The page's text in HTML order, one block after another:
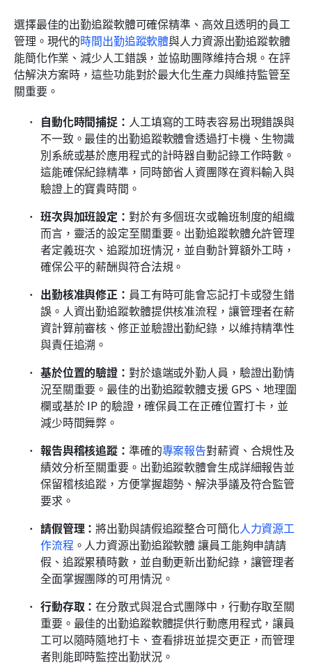
選擇最佳的出勤追蹤軟體可確保精準、高效且透明的員工
管理。現代的時間出勤追蹤軟體與人力資源出勤追蹤軟體
能簡化作業、減少人工錯誤，並協助團隊維持合規。在評
估解決方案時，這些功能對於最大化生產力與維持監管至
關重要。
自動化時間捕捉： 人工填寫的工時表容易出現錯誤與
不一致。最佳的出勤追蹤軟體會透過打卡機、生物識
別系統或基於應用程式的計時器自動記錄工作時數。
這能確保紀錄精準，同時節省人資團隊在資料輸入與
驗證上的寶貴時間。
班次與加班設定： 對於有多個班次或輪班制度的組織
而言，靈活的設定至關重要。出勤追蹤軟體允許管理
者定義班次、追蹤加班情況，並自動計算額外工時，
確保公平的薪酬與符合法規。
出勤核准與修正： 員工有時可能會忘記打卡或發生錯
誤。人資出勤追蹤軟體提供核准流程，讓管理者在薪
資計算前審核、修正並驗證出勤紀錄，以維持精準性
與責任追溯。
基於位置的驗證： 對於遠端或外勤人員，驗證出勤情
況至關重要。最佳的出勤追蹤軟體支援 GPS、地理圍
欄或基於 IP 的驗證，確保員工在正確位置打卡，並
減少時間舞弊。
報告與稽核追蹤： 準確的專案報告對薪資、合規性及
績效分析至關重要。出勤追蹤軟體會生成詳細報告並
保留稽核追蹤，方便掌握趨勢、解決爭議及符合監管
要求。
請假管理：將出勤與請假追蹤整合可簡化人力資源工
作流程 。人力資源出勤追蹤軟體 讓員工能夠申請請
假、追蹤累積時數，並自動更新出勤紀錄，讓管理者
全面掌握團隊的可用情況。
行動存取：在分散式與混合式團隊中，行動存取至關
重要。最佳的出勤追蹤軟體提供行動應用程式，讓員
工可以隨時隨地打卡、查看排班並提交更正，而管理
者則能即時監控出勤狀況。